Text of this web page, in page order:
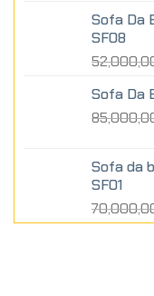
Sofa Da
SF08
Sofa Da
Sofa da
SF01